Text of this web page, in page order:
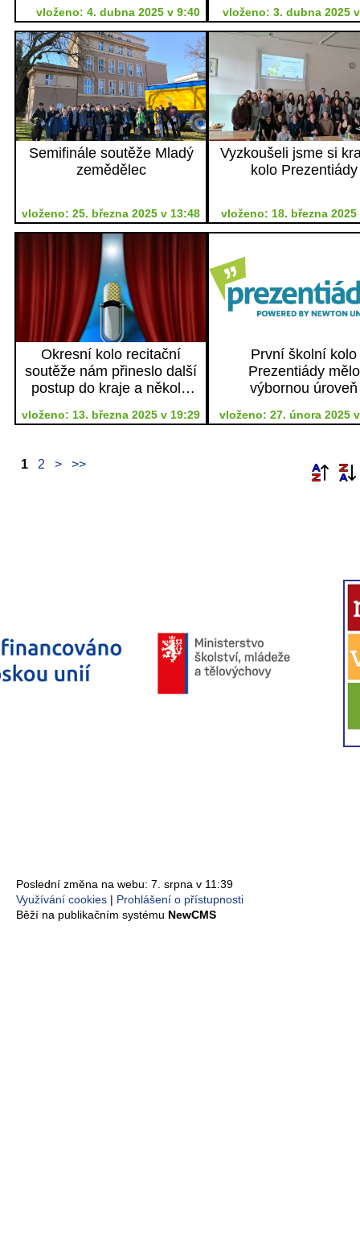
vloženo: 4. dubna 2025 v 9:40 vloženo: 3. dubna 2025
Semifinále soutěže Mladý
zemědělec
vloženo: 25. března 2025 v 13:48
Vyzkoušeli jsme si
kolo Prezentiády
vloženo: 18. března 2025
Okresní kolo recitační
soutěže nám přineslo další
postup do kraje a několik
vloženo: 13. března 2025 v 19:29
První školní kolo
Prezentiády mělo
výbornou úroveň
vloženo: 27. února 2025
1 2 > >>
Poslední změna na webu: 7. srpna v 11:39
Využívání cookies
Prohlášení o přístupnosti
Běží na publikačním systému NewCMS